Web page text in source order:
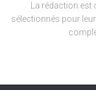
La rédaction
sélectionnés pour